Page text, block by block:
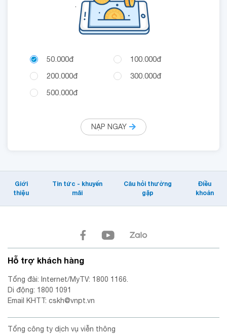
.
50.000đ
100.000đ
200.000đ
300.000đ
500.000đ
NẠP NGAY
Giới
thiệu
Tin tức - khuyến
mãi
Câu hỏi thường
gặp
Điều
khoản
Hỗ trợ khách hàng
Tổng đài: Internet/MyTV: 1800 1166.
Di động: 1800 1091
Email KHTT: cskh@vnpt.vn
Tổng công ty dịch vụ viễn thông